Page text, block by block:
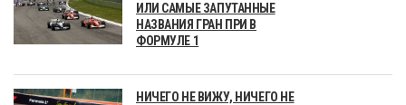
ИЛИ САМЫЕ ЗАПУТАННЫЕ
НАЗВАНИЯ ГРАН ПРИ В
ФОРМУЛЕ 1
НИЧЕГО НЕ ВИЖУ, НИЧЕГО НЕ